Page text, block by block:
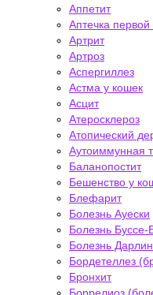
Аппетит
Аптечка
Артрит
Артроз
Аспергиллез
Астма у кошек
Асцит
Атеросклероз
Атопический
Аутоиммунная
Баланопостит
Бешенство у
Блефарит
Болезнь Ауески
Болезнь Буссе-
Болезнь
Бордетеллез
Бронхит